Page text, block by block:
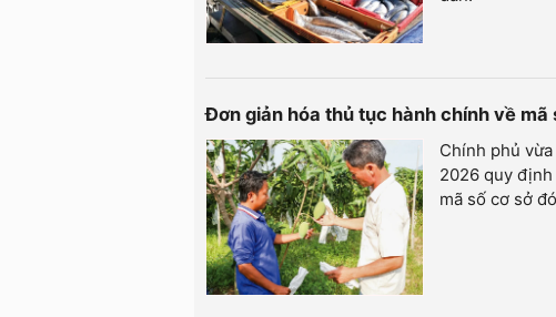
Đơn giản hóa thủ tục hành chính về mã
Chính phủ
2026 quy
mã số cơ sở